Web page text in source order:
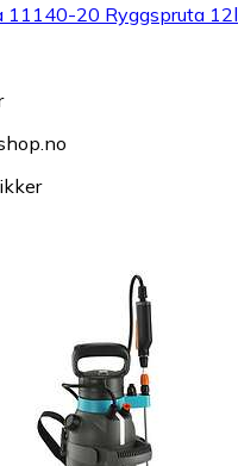
11140-20 Ryggspruta 12l